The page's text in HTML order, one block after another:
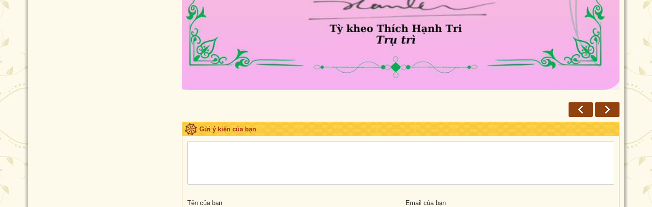
Gửi ý kiến của bạn
Tên của bạn Email của bạn